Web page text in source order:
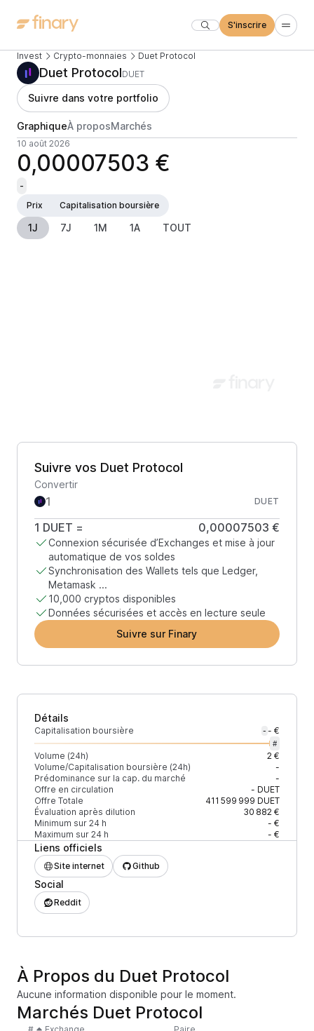
S'inscrire
Invest Crypto-monnaies Duet Protocol
Duet ProtocolDUET
Suivre dans votre portfolio
GraphiqueÀ proposMarchés
10 août 2026
0,00007503 €
-
Prix
Capitalisation boursière
1J 7J 1M 1A TOUT
Suivre vos Duet Protocol
Convertir
DUET
1 DUET = 0,00007503 €
Connexion sécurisée d’Exchanges et mise à jour
automatique de vos soldes
Synchronisation des Wallets tels que Ledger,
Metamask ...
10,000 cryptos disponibles
Données sécurisées et accès en lecture seule
Suivre sur Finary
Détails
Capitalisation boursière - - €
#
Volume (24h)
2 €
Volume/Capitalisation boursière (24h)
-
Prédominance sur la cap. du marché
-
Offre en circulation
- DUET
Offre Totale
411 599 999 DUET
Évaluation après dilution
30 882 €
Minimum sur 24 h
- €
Maximum sur 24 h
- €
Liens officiels
Site internet Github
Social
Reddit
À Propos du Duet Protocol
Aucune information disponible pour le moment.
Marchés Duet Protocol